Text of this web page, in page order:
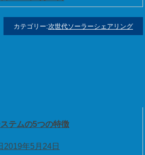
カテゴリー:次世代ソーラーシェアリング
テムの5つの特徴
2019年5月24日